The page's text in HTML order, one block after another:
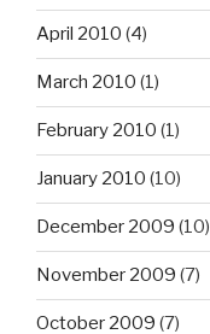
April 2010 (4)
March 2010 (1)
February 2010 (1)
January 2010 (10)
December 2009 (10)
November 2009 (7)
October 2009 (7)